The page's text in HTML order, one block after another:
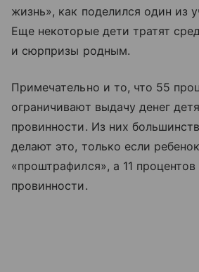
жизнь», как поделился один из
Еще некоторые дети тратят
и сюрпризы родным.
Примечательно и то, что 55
ограничивают выдачу денег
провинности. Из них
делают это, только если
«проштрафился», а 11
провинности.